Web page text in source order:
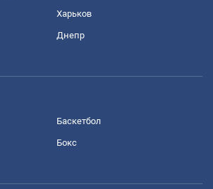
Харьков
Днепр
Баскетбол
Бокс